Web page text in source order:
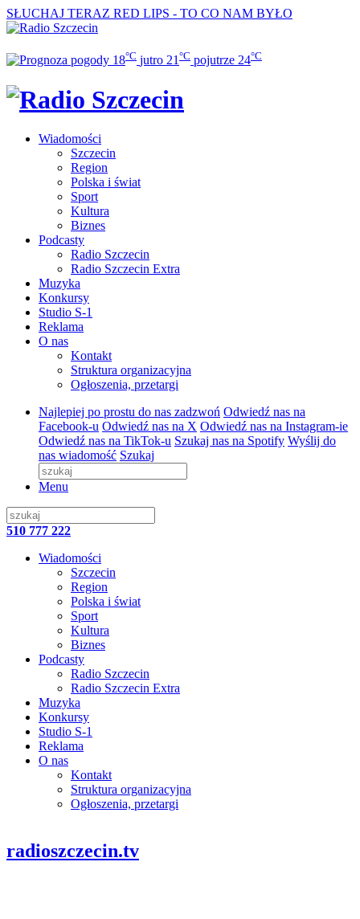
SŁUCHAJ TERAZ RED LIPS - TO CO NAM BYŁO
18°C jutro 21 °C pojutrze 24°C
Wiadomości
Szczecin
Region
Polska i świat
Sport
Kultura
Biznes
Podcasty
Radio Szczecin
Radio Szczecin Extra
Muzyka
Konkursy
Studio S-1
Reklama
O nas
Kontakt
Struktura organizacyjna
Ogłoszenia, przetargi
Najlepiej po prostu do nas zadzwoń Odwiedź nas na
Facebook-u Odwiedź nas na X Odwiedź nas na Instagram-ie
Odwiedź nas na TikTok-u Szukaj nas na Spotify Wyślij do
nas wiadomość Szukaj
Menu
510 777 222
Wiadomości
Szczecin
Region
Polska i świat
Sport
Kultura
Biznes
Podcasty
Radio Szczecin
Radio Szczecin Extra
Muzyka
Konkursy
Studio S-1
Reklama
O nas
Kontakt
Struktura organizacyjna
Ogłoszenia, przetargi
radioszczecin.tv